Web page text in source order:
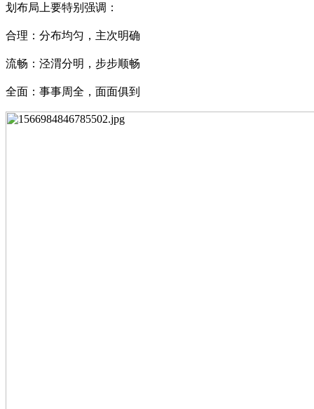
划布局上要特别强调：
合理：分布均匀，主次明确
流畅：泾渭分明，步步顺畅
全面：事事周全，面面俱到